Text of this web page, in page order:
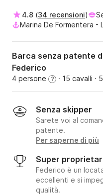
4.8 (34 recensioni)
Marina De Formentera -
Barca senza patente
Federico
4 persone ? · 15 cavalli ·
Senza skipper
Sarete voi al
patente.
Per saperne di più
Super
Federico è un
eccellenti e si
qualità.